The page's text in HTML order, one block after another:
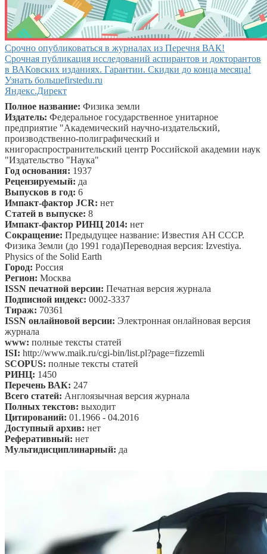
Срочно опубликоваться в журналах из Перечня ВАК!
Срочная публикация исследований аспирантов и докторантов
в ВАКовских изданиях. Гарантии. Скидки до конца месяца!
Узнать большеfirstedu.ru
Яндекс.Директ
Полное название: Физика земли
Издатель: Федеральное государственное унитарное
предприятие "Академический научно-издательский,
производственно-полиграфический и
книгораспространительский центр Российской академии наук
"Издательство "Наука"
Год основания: 1937
Рецензируемый: да
Выпусков в год: 6
Импакт-фактор JCR: нет
Статей в выпуске: 8
Импакт-фактор РИНЦ 2014: нет
Сокращение: Предыдущее название: Известия АН СССР.
Физика Земли (до 1991 года)Переводная версия: Izvestiya.
Physics of the Solid Earth
Город: Россия
Регион: Москва
ISSN печатной версии: Печатная версия журнала
Подписной индекс: 0002-3337
Тираж: 70361
ISSN онлайновой версии: Электронная онлайновая версия
журнала
www: полные тексты статей
ISI: http://www.maik.ru/cgi-bin/list.pl?page=fizzemli
SCOPUS: полные тексты статей
РИНЦ: 1450
Перечень ВАК: 247
Всего статей: Англоязычная версия журнала
Полных текстов: выходит
Цитирований: 01.1966 - 04.2016
Доступный архив: нет
Реферативный: нет
Мультидисциплинарный: да